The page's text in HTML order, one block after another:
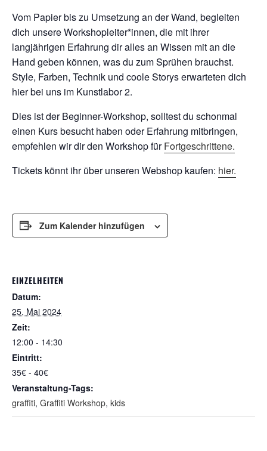
Vom Papier bis zu Umsetzung an der Wand, begleiten
dich unsere Workshopleiter*innen, die mit ihrer
langjährigen Erfahrung dir alles an Wissen mit an die
Hand geben können, was du zum Sprühen brauchst.
Style, Farben, Technik und coole Storys erwarteten dich
hier bei uns im Kunstlabor 2.
Dies ist der Beginner-Workshop, solltest du schonmal
einen Kurs besucht haben oder Erfahrung mitbringen,
empfehlen wir dir den Workshop fürFortgeschrittene.
Tickets könnt ihr über unseren Webshop kaufen: hier.
Zum Kalender hinzufügen
EINZELHEITEN
Datum:
25. Mai 2024
Zeit:
12:00 - 14:30
Eintritt:
35€ - 40€
Veranstaltung-Tags:
graffiti, Graffiti Workshop, kids